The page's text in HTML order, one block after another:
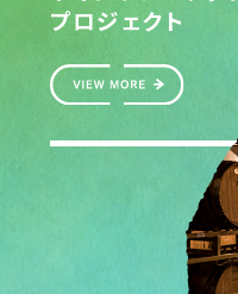
プロジェクト